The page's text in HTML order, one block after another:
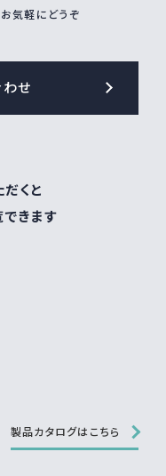
気軽にどうぞ
せ
くと
きます
製品カタログはこちら